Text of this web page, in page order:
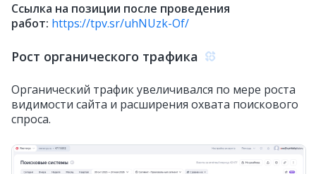
Ссылка на позиции после проведения
работ: https://tpv.sr/uhNUzk-Of/
Рост органического трафика
Органический трафик увеличивался по мере роста
видимости сайта и расширения охвата поискового
спроса.